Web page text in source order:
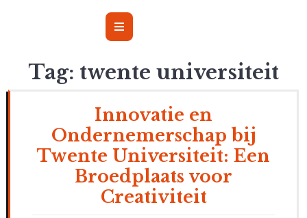
Open
Tag: twente universiteit
Innovatie en
Ondernemerschap bij
Twente Universiteit: Een
Broedplaats voor
Creativiteit